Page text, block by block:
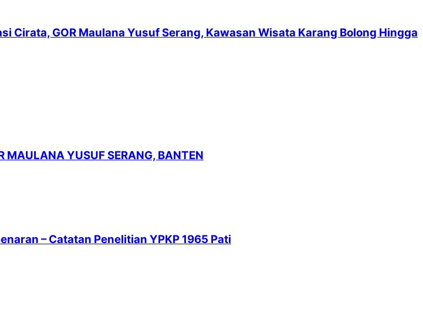
Cirata, GOR Maulana Yusuf Serang, Kawasan Wisata Karang Bolong Hingga
MAULANA YUSUF SERANG, BANTEN
– Catatan Penelitian YPKP 1965 Pati